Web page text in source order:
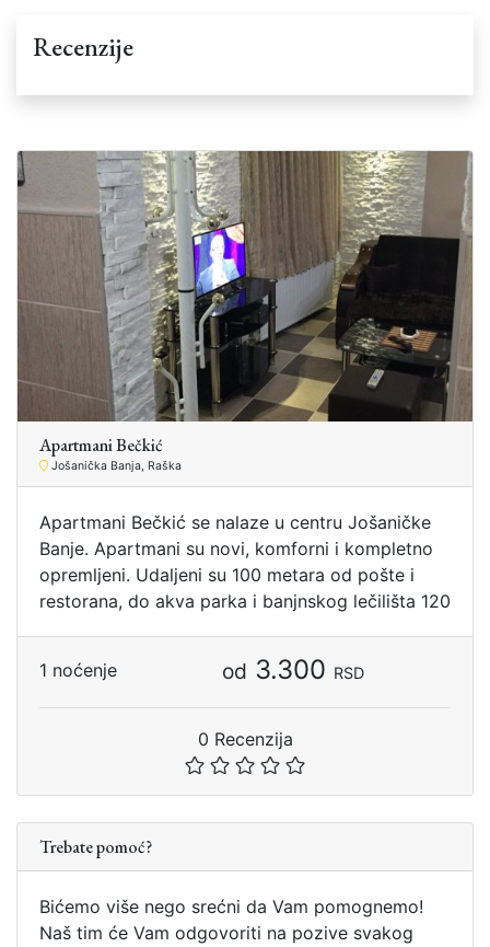
Recenzije
Apartmani Bečkić
Jošanička Banja, Raška
Apartmani Bečkić se nalaze u centru Jošaničke
Banje. Apartmani su novi, komforni i kompletno
opremljeni. Udaljeni su 100 metara od pošte i
restorana, do akva parka i banjnskog lečilišta 120
1 noćenje od 3.300 RSD
0 Recenzija
Trebate pomoć?
Bićemo više nego srećni da Vam pomognemo!
Naš tim će Vam odgovoriti na pozive svakog